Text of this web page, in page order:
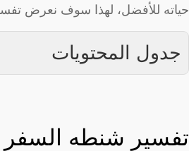
حياته للأفضل، لهذا سوف نعرض
جدول المحتويات
تفسير شنطه السفر